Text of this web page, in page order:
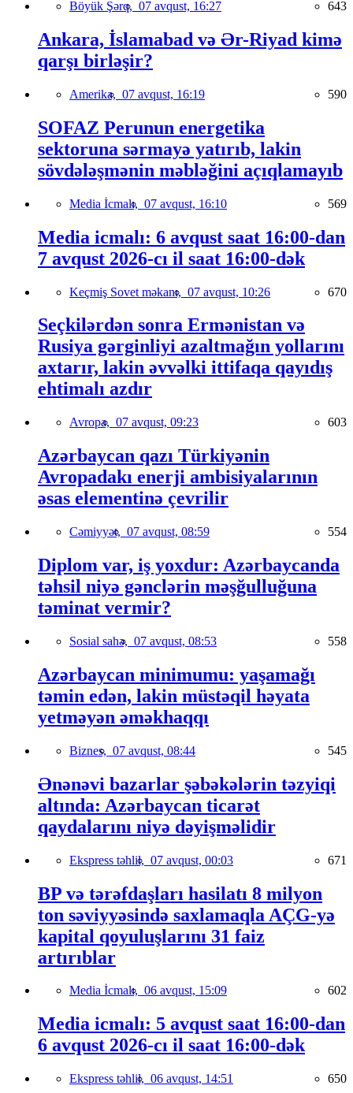
Böyük Şərq, 07 avqust, 16:27 643
Ankara, İslamabad və Ər-Riyad kimə
qarşı birləşir?
Amerika, 07 avqust, 16:19 590
SOFAZ Perunun energetika
sektoruna sərmayə yatırıb, lakin
sövdələşmənin məbləğini açıqlamayıb
Media İcmalı, 07 avqust, 16:10 569
Media icmalı: 6 avqust saat 16:00-dan
7 avqust 2026-cı il saat 16:00-dək
Keçmiş Sovet məkanı, 07 avqust, 10:26 670
Seçkilərdən sonra Ermənistan və
Rusiya gərginliyi azaltmağın yollarını
axtarır, lakin əvvəlki ittifaqa qayıdış
ehtimalı azdır
Avropa, 07 avqust, 09:23 603
Azərbaycan qazı Türkiyənin
Avropadakı enerji ambisiyalarının
əsas elementinə çevrilir
Cəmiyyət, 07 avqust, 08:59 554
Diplom var, iş yoxdur: Azərbaycanda
təhsil niyə gənclərin məşğulluğuna
təminat vermir?
Sosial sahə, 07 avqust, 08:53 558
Azərbaycan minimumu: yaşamağı
təmin edən, lakin müstəqil həyata
yetməyən əməkhaqqı
Biznes, 07 avqust, 08:44 545
Ənənəvi bazarlar şəbəkələrin təzyiqi
altında: Azərbaycan ticarət
qaydalarını niyə dəyişməlidir
Ekspress təhlil, 07 avqust, 00:03 671
BP və tərəfdaşları hasilatı 8 milyon
ton səviyyəsində saxlamaqla AÇG-yə
kapital qoyuluşlarını 31 faiz
artırıblar
Media İcmalı, 06 avqust, 15:09 602
Media icmalı: 5 avqust saat 16:00-dan
6 avqust 2026-cı il saat 16:00-dək
Ekspress təhlil, 06 avqust, 14:51 650